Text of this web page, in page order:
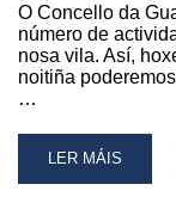
O Concello da
número de
nosa vila. Así,
noitiña
…
READ
MORE
LER MÁIS